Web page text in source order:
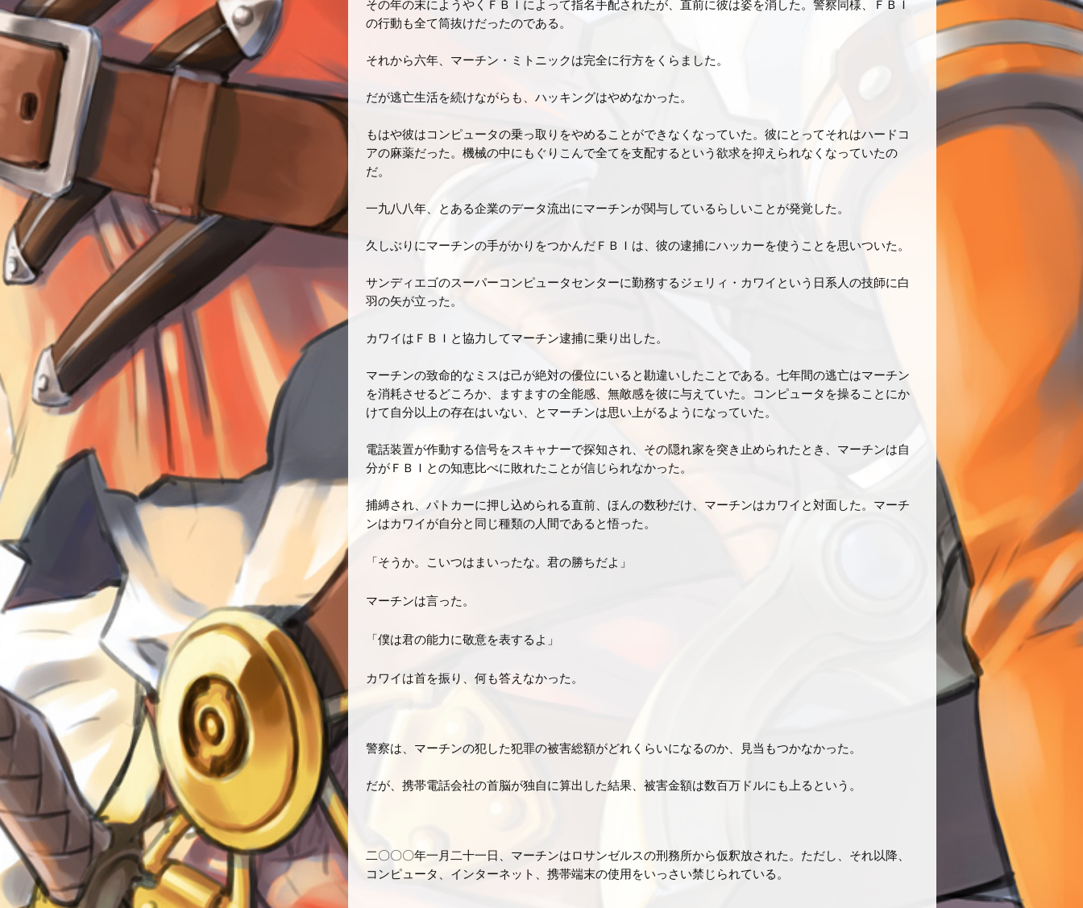
第19話
第20話
第21話
第40話
第41話
第42話
その年の末にようやくＦＢＩによって指名手配されたが、直前に彼は姿を消した。警察同様、ＦＢＩ
の行動も全て筒抜けだったのである。
それから六年、マーチン・ミトニックは完全に行方をくらました。
だが逃亡生活を続けながらも、ハッキングはやめなかった。
もはや彼はコンピュータの乗っ取りをやめることができなくなっていた。彼にとってそれはハードコ
アの麻薬だった。機械の中にもぐりこんで全てを支配するという欲求を抑えられなくなっていたの
だ。
一九八八年、とある企業のデータ流出にマーチンが関与しているらしいことが発覚した。
久しぶりにマーチンの手がかりをつかんだＦＢＩは、彼の逮捕にハッカーを使うことを思いついた。
サンディエゴのスーパーコンピュータセンターに勤務するジェリィ・カワイという日系人の技師に白
羽の矢が立った。
カワイはＦＢＩと協力してマーチン逮捕に乗り出した。
マーチンの致命的なミスは己が絶対の優位にいると勘違いしたことである。七年間の逃亡はマーチン
を消耗させるどころか、ますますの全能感、無敵感を彼に与えていた。コンピュータを操ることにか
けて自分以上の存在はいない、とマーチンは思い上がるようになっていた。
電話装置が作動する信号をスキャナーで探知され、その隠れ家を突き止められたとき、マーチンは自
分がＦＢＩとの知恵比べに敗れたことが信じられなかった。
捕縛され、パトカーに押し込められる直前、ほんの数秒だけ、マーチンはカワイと対面した。マーチ
ンはカワイが自分と同じ種類の人間であると悟った。
「そうか。こいつはまいったな。君の勝ちだよ」
マーチンは言った。
「僕は君の能力に敬意を表するよ」
カワイは首を振り、何も答えなかった。
警察は、マーチンの犯した犯罪の被害総額がどれくらいになるのか、見当もつかなかった。
だが、携帯電話会社の首脳が独自に算出した結果、被害金額は数百万ドルにも上るという。
二〇〇〇年一月二十一日、マーチンはロサンゼルスの刑務所から仮釈放された。ただし、それ以降、
コンピュータ、インターネット、携帯端末の使用をいっさい禁じられている。